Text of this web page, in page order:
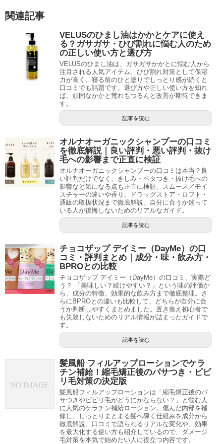
関連記事
VELUSのひまし油はかかとケアに使え
る？ガサガサ・ひび割れに悩む人のため
の正しい使い方と選び方
VELUSのひまし油は、ガサガサかかとに悩む人から
注目される人気アイテム。ひび割れ対策として保湿
力が高く、寝る前のひと塗りでしっとり感が続くと
口コミでも話題です。選び方や正しい使い方を知れ
ば、頑固なかかと荒れもつるんと改善が期待できま
す。
記事を読む
オルナオーガニックシャンプーの口コミ
を徹底解説｜良い評判・悪い評判・抜け
毛への影響まで正直に検証
オルナオーガニックシャンプーの口コミは本当？良
い評判だけでなく、きしみ・ベタつき・抜け毛への
影響など気になる点も正直に検証。スムース／モイ
スチャーの違いや香り、ドラッグストア・ロフト・
通販の取扱状況まで徹底解説。自分に合うか迷って
いる人が後悔しないためのリアルなガイド。
記事を読む
チョコザップ デイミー（DayMe）の口
コミ・評判まとめ｜成分・味・飲み方・
BPROとの比較
チョコザップ デイミー（DayMe）の口コミ、実際ど
う？ 「美味しい？続けやすい？」という味の評価か
ら、成分の特徴、効果的な飲み方まで徹底整理。さ
らにBPROとの違いも比較して、どちらが自分に合
うか判断しやすくまとめました。置き換え初心者で
も失敗しないためのリアル情報が詰まったガイドで
す。
記事を読む
髪風船 フィルアップローションでケラ
チン補給！縮毛矯正後のパサつき・ビビ
リ毛対策の決定版
髪風船フィルアップローションは「縮毛矯正後のパ
サつきやビビリ毛がどうにかならない？」と悩む人
に人気のケラチン補給ローション。傷んだ内部を補
修し、しっとりまとまる髪へ導く仕組みを成分から
徹底解説。口コミで語られるリアルな変化や、効果
を最大化する使い方も紹介しているので、ダメージ
毛対策を本気で始めたい人に役立つ内容です。